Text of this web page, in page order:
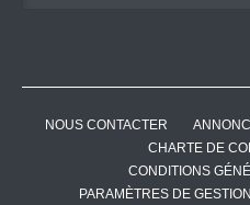
NOUS CONTACTER
CHARTE DE
CONDITIONS
PARAMÈTRES DE